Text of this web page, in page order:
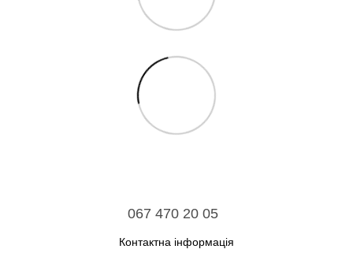
067 470 20 05
Контактна інформація